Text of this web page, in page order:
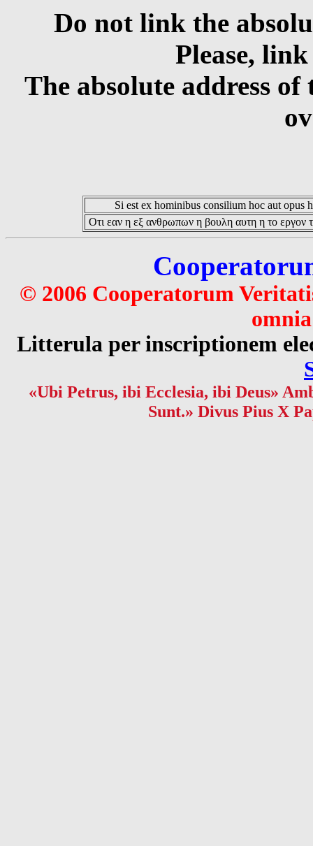
Do not link the
Please,
The absolute address
Si est ex hominibus consilium hoc aut opus
Οτι εαν η εξ ανθρωπων η βουλη αυτη η το εργον
© 2006 Cooperatorum
Litterula per inscriptionem
«Ubi Petrus, ibi Ecclesia, ibi Deus»
Sunt.» Divus Pius X